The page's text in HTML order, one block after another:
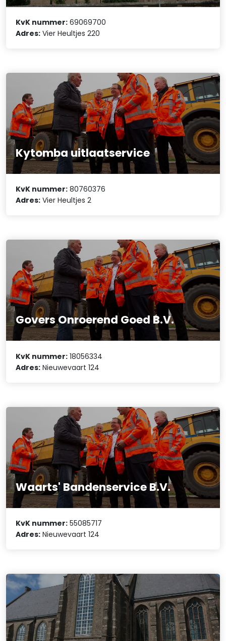
KvK nummer: 69069700
Adres: Vier Heultjes 220
Kytomba uitlaatservice
KvK nummer: 80760376
Adres: Vier Heultjes 2
Govers Onroerend Goed B.V.
KvK nummer: 18056334
Adres: Nieuwevaart 124
Waarts' Bandenservice B.V.
KvK nummer: 55085717
Adres: Nieuwevaart 124